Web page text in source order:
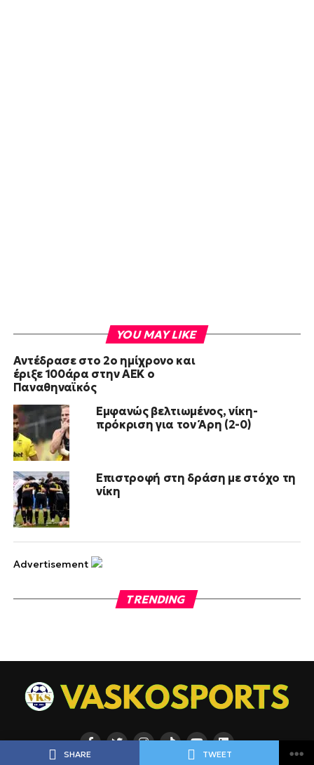
SHARE TWEET
YOU MAY LIKE
Αντέδρασε στο 2ο ημίχρονο και
έριξε 100άρα στην ΑΕΚ ο
Παναθηναϊκός
Εμφανώς βελτιωμένος, νίκη-
πρόκριση για τον Άρη (2-0)
Επιστροφή στη δράση με στόχο τη
νίκη
Advertisement
TRENDING